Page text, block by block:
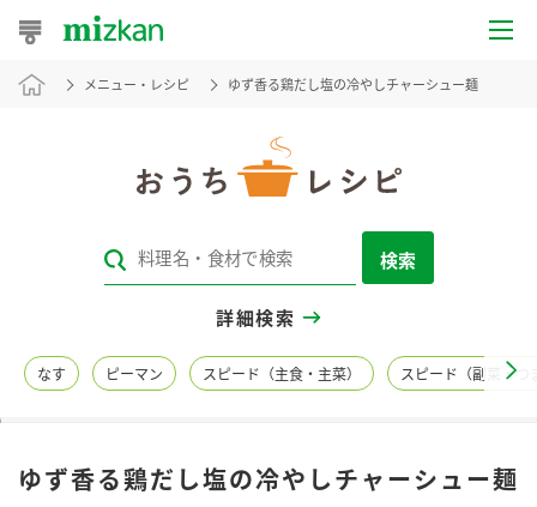
おうちレシピ
レシピカテゴリ一覧
レシピ名特集
商品情報
メニュー・レシピ ゆず香る鶏だし塩の冷やしチャーシュー麺
検索
詳細検索
なす ピーマン スピード（主食・主菜） スピード（副菜・つ
ゆず香る鶏だし塩の冷やしチャーシュー麺